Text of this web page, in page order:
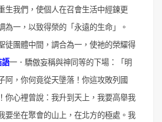
生我們，使個人在召會生活中經鍊更
為一，以致得榮的「永遠的生命」。
徒團體中間，調合為一，使祂的榮耀得
語一．驕傲妄稱與神同等的下場：「明
阿，你何竟從天墬落！你這攻敗列國
你心裡曾說：我升到天上，我要高舉我
要坐在聚會的山上，在北方的極處。我